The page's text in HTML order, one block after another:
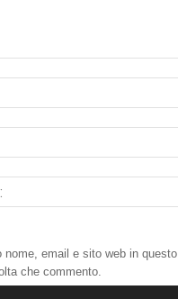
nome, email e sito web in
che commento.